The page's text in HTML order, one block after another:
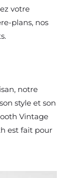
votre
plans, nos
notre
style et son
Vintage
est fait pour